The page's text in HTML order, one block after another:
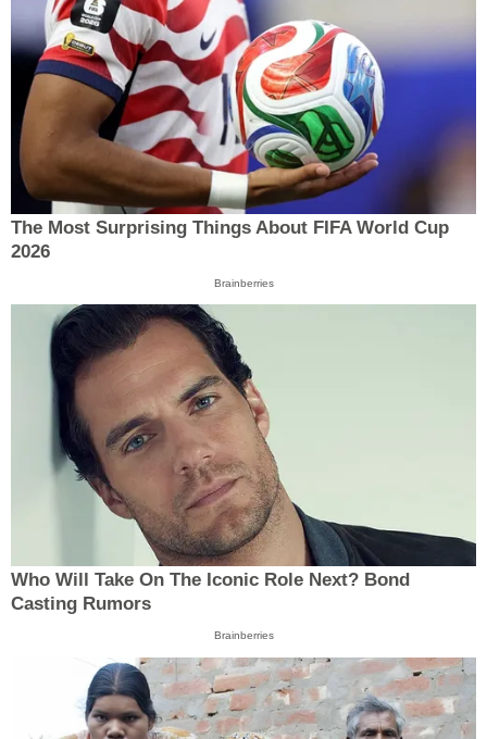
The Most Surprising Things About FIFA World Cup
2026
Brainberries
Who Will Take On The Iconic Role Next? Bond
Casting Rumors
Brainberries